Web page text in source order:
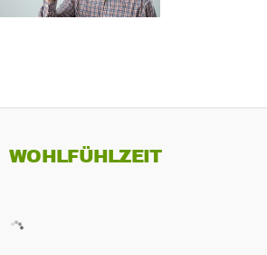
WOHLFÜHLZEIT